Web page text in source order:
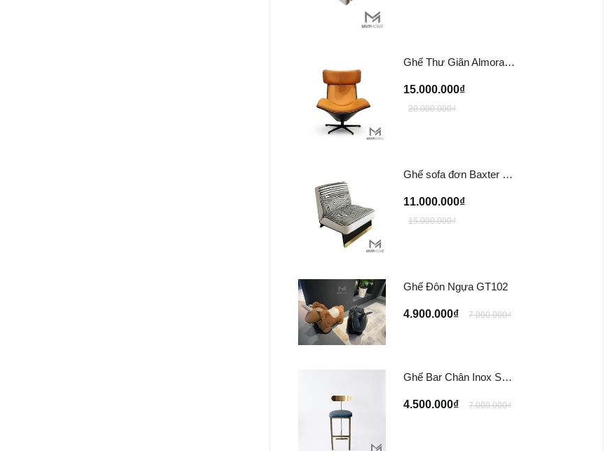
Ghế Thư Giãn Almora Chair/ Tazzana Armchair GTG11
15.000.000₫
20.000.000₫
Ghế sofa đơn Baxter Greta Armchair
11.000.000₫
15.000.000₫
Ghế Đôn Ngựa GT102
4.900.000₫ 7.000.000₫
Ghế Bar Chân Inox Sotogrande TG-309
4.500.000₫ 7.000.000₫